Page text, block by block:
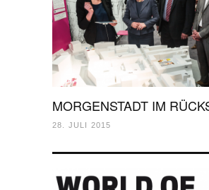
MORGENSTADT IM
28. JULI 2015